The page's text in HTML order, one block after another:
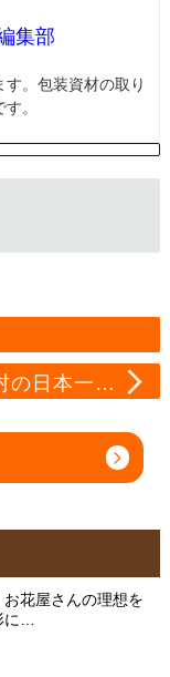
集部
。包装資材の取り
。
の日本一…
お花屋さんの理想を
に…